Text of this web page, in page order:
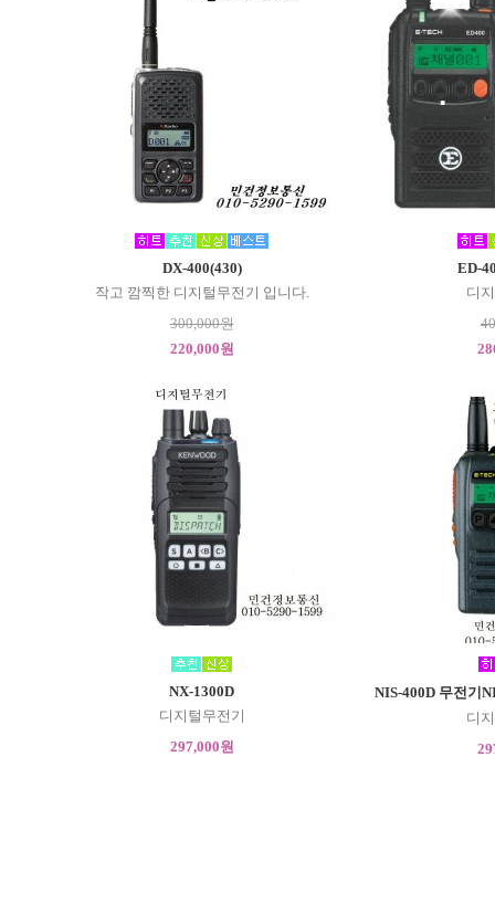
DX-400(430)
작고 깜찍한 디지털무전기 입니다.
300,000원
220,000원
ED-
디
NX-1300D
디지털무전기
297,000원
NIS-400D 무전기
디